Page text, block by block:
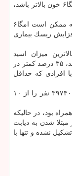
به گفته محققان، هر چقدر میزان نشانگرهای امگا۶ خون بالاتر باشد،
مطالعات اخیر این دغدغه را بوجود آورده بود كه ممكن است امگا۶
ریسك بیماری
میزان اسید
لینولئیك، چربی اصلی امگا ۶، در خون شان باشند، ۳۵ درصد كمتر در
نوع ۲ در مقایسه با افرادی كه حداقل
محققان داده های مربوط به ۲۰ مطالعه شامل ۳۹۷۴۰ نفر را از ۱۰
بود، در حالیكه
مبتلا شدن به دیابت
نشده و تنها با